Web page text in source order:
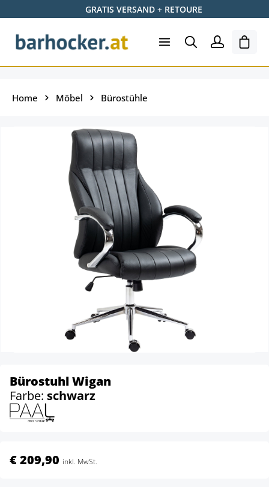
Zum Hauptinhalt springenGRATIS VERSAND + RETOURE
Home Möbel Bürostühle
Bürostuhl Wigan
Farbe: schwarz
€ 209,90 inkl. MwSt.